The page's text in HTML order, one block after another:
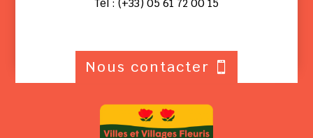
Tél : (+33) 05 61 72 00 15
Nous contacter